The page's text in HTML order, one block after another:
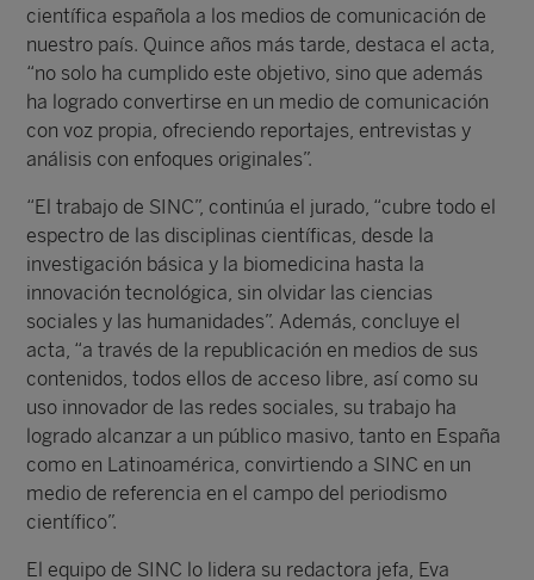
científica española a los medios de comunicación de
nuestro país. Quince años más tarde, destaca el acta,
“no solo ha cumplido este objetivo, sino que además
ha logrado convertirse en un medio de comunicación
con voz propia, ofreciendo reportajes, entrevistas y
análisis con enfoques originales”.
“El trabajo de SINC”, continúa el jurado, “cubre todo el
espectro de las disciplinas científicas, desde la
investigación básica y la biomedicina hasta la
innovación tecnológica, sin olvidar las ciencias
sociales y las humanidades”. Además, concluye el
acta, “a través de la republicación en medios de sus
contenidos, todos ellos de acceso libre, así como su
uso innovador de las redes sociales, su trabajo ha
logrado alcanzar a un público masivo, tanto en España
como en Latinoamérica, convirtiendo a SINC en un
medio de referencia en el campo del periodismo
científico”.
El equipo de SINC lo lidera su redactora jefa, Eva